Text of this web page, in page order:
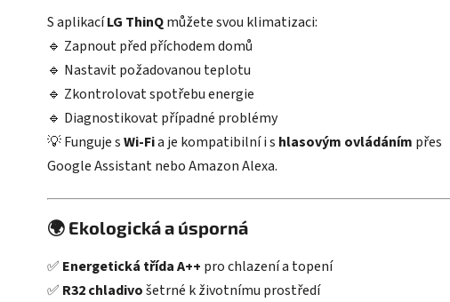
S aplikacíLG ThinQmůžete svou klimatizaci:
🔹 Zapnout před příchodem domů
🔹 Nastavit požadovanou teplotu
🔹 Zkontrolovat spotřebu energie
🔹 Diagnostikovat případné problémy
💡 Funguje sWi-Fia je kompatibilní i s hlasovým ovládáním přes
Google Assistant nebo Amazon Alexa.
🌍 Ekologická a úsporná
✅ Energetická třída A++ pro chlazení a topení
✅ R32 chladivošetrné k životnímu prostředí